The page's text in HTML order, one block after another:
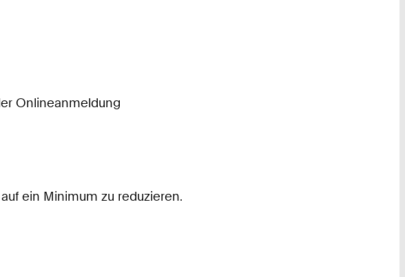
Onlineanmeldung
ein Minimum zu reduzieren.